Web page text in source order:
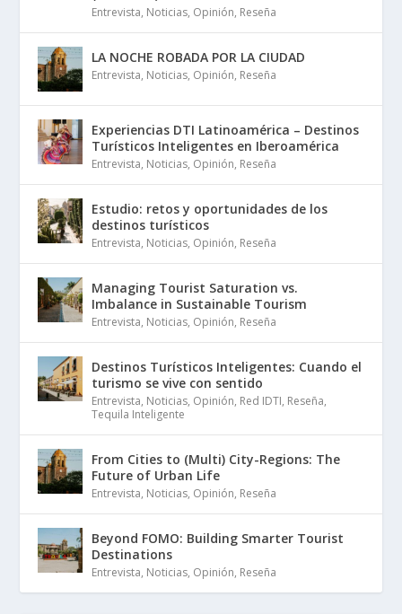
Entrevista, Noticias, Opinión, Reseña
LA NOCHE ROBADA POR LA CIUDAD
Entrevista, Noticias, Opinión, Reseña
Experiencias DTI Latinoamérica – Destinos
Turísticos Inteligentes en Iberoamérica
Entrevista, Noticias, Opinión, Reseña
Estudio: retos y oportunidades de los
destinos turísticos
Entrevista, Noticias, Opinión, Reseña
Managing Tourist Saturation vs.
Imbalance in Sustainable Tourism
Entrevista, Noticias, Opinión, Reseña
Destinos Turísticos Inteligentes: Cuando el
turismo se vive con sentido
Entrevista, Noticias, Opinión, Red IDTI, Reseña,
Tequila Inteligente
From Cities to (Multi) City-Regions: The
Future of Urban Life
Entrevista, Noticias, Opinión, Reseña
Beyond FOMO: Building Smarter Tourist
Destinations
Entrevista, Noticias, Opinión, Reseña